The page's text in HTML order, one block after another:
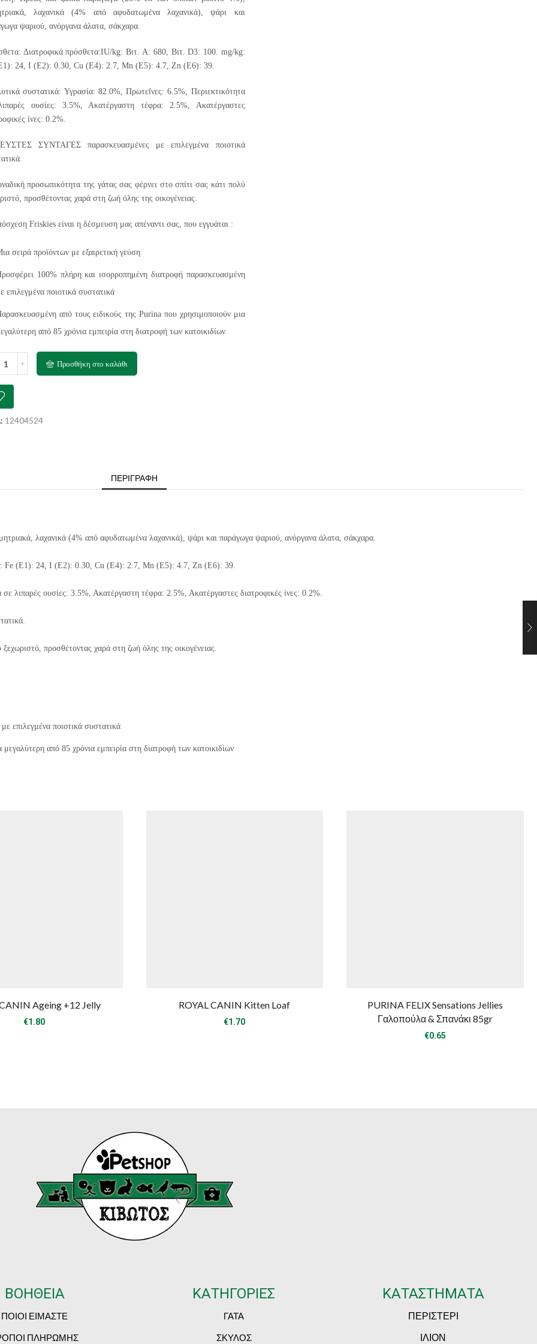
λαχανικά (4% από αφυδατωμένα λαχανικά), ψάρι και
ψαριού, ανόργανα άλατα, σάκχαρα.
Διατροφικά πρόσθετα:IU/kg: Βιτ. A: 680, Βιτ. D3: 100. mg/kg:
24, I (E2): 0.30, Cu (E4): 2.7, Mn (E5): 4.7, Zn (E6): 39.
συστατικά: Υγρασία: 82.0%, Πρωτεΐνες: 6.5%, Περιεκτικότητα
ουσίες: 3.5%, Ακατέργαστη τέφρα: 2.5%, Ακατέργαστες
ίνες: 0.2%.
ΣΥΝΤΑΓΕΣ παρασκευασμένες με επιλεγμένα ποιοτικά
προσωπικότητα της γάτας σας φέρνει στο σπίτι σας κάτι πολύ
προσθέτοντας χαρά στη ζωή όλης της οικογένειας.
Friskies είναι η δέσμευση μας απέναντι σας, που εγγυάται :
σειρά προϊόντων με εξαιρετική γεύση
100% πλήρη και ισορροπημένη διατροφή παρασκευασμένη
επιλεγμένα ποιοτικά συστατικά
από τους ειδικούς της Purina που χρησιμοποιούν μια
από 85 χρόνια εμπειρία στη διατροφή των κατοικιδίων
Προσθήκη στο καλάθι
12404524
ΠΕΡΙΓΡΑΦΉ
λαχανικά (4% από αφυδατωμένα λαχανικά), ψάρι και παράγωγα ψαριού, ανόργανα άλατα, σάκχαρα.
Fe (E1): 24, I (E2): 0.30, Cu (E4): 2.7, Mn (E5): 4.7, Zn (E6): 39.
λιπαρές ουσίες: 3.5%, Ακατέργαστη τέφρα: 2.5%, Ακατέργαστες διατροφικές ίνες: 0.2%.
προσθέτοντας χαρά στη ζωή όλης της οικογένειας.
επιλεγμένα ποιοτικά συστατικά
από 85 χρόνια εμπειρία στη διατροφή των κατοικιδίων
Ageing +12 Jelly
€1.80
ROYAL CANIN Kitten Loaf
€1.70
PURINA FELIX Sensations Jellies
Γαλοπούλα & Σπανάκι 85gr
€0.65
ΒΟΗΘΕΙΑ
ΠΟΙΟΙ ΕΙΜΑΣΤΕ
ΠΛΗΡΩΜΗΣ
ΚΑΤΗΓΟΡΙΕΣ
ΓΑΤΑ
ΣΚΥΛΟΣ
ΚΑΤΑΣΤΗΜΑΤΑ
ΠΕΡΙΣΤΕΡΙ
ΙΛΙΟΝ